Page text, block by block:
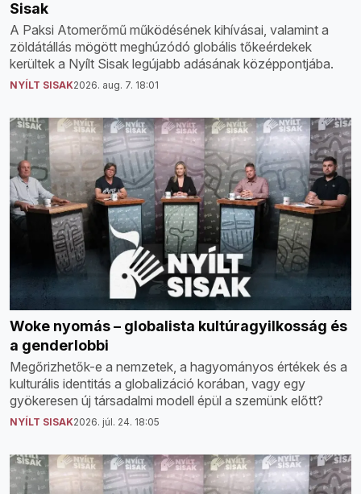
Sisak
A Paksi Atomerőmű működésének kihívásai, valamint a
zöldátállás mögött meghúzódó globális tőkeérdekek
kerültek a Nyílt Sisak legújabb adásának középpontjába.
NYÍLT SISAK2026. aug. 7. 18:01
Woke nyomás – globalista kultúragyilkosság és
a genderlobbi
Megőrizhetők-e a nemzetek, a hagyományos értékek és a
kulturális identitás a globalizáció korában, vagy egy
gyökeresen új társadalmi modell épül a szemünk előtt?
NYÍLT SISAK2026. júl. 24. 18:05